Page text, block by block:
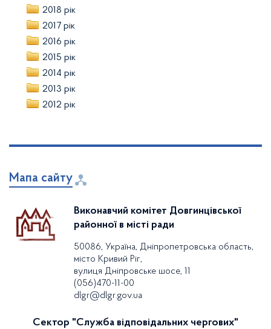
2018 рік
2017 рік
2016 рік
2015 рік
2014 рік
2013 рік
2012 рік
Мапа сайту
Виконавчий комітет Довгинцівської
районної в місті ради
50086, Україна, Дніпропетровська область,
місто Кривий Ріг,
вулиця Дніпровське шосе, 11
(056)470-11-00
dlgr@dlgr.gov.ua
Сектор "Служба відповідальних чергових"